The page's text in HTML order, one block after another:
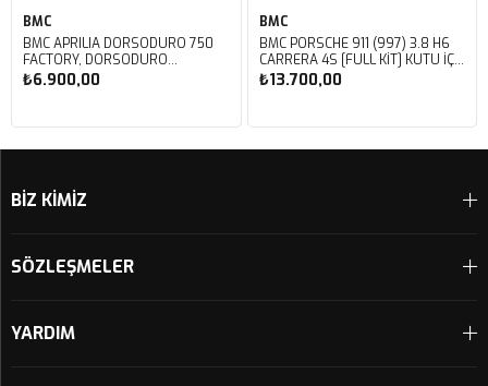
BMC
BMC APRILIA DORSODURO 750
FACTORY, DORSODURO
900, SHIVER 750 GT, SHIVER
750 KUTU İÇİ PERFORMANS
₺6.900,00
BMC
BMC PORSCHE 911 (997) 3.8 H6
CARRERA 4S [FULL KIT] KUTU İÇİ
PERFORMANS HAVA FİLTRESİ
FB468/20
₺13.700,00
BİZ KİMİZ
SÖZLEŞMELER
YARDIM